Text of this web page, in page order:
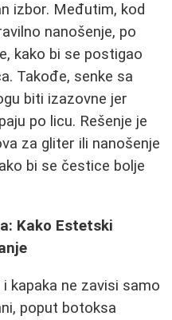
izbor. Međutim, kod
nanošenje, po
kako bi se postigao
Takođe, senke sa
biti izazovne jer
po licu. Rešenje je
za gliter ili nanošenje
bi se čestice bolje
Kako Estetski
kapaka ne zavisi samo
poput botoksa